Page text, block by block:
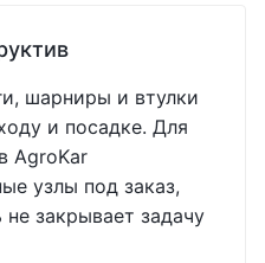
шарниры и втулки
и посадке. Для
AgroKar
узлы под заказ,
не закрывает задачу